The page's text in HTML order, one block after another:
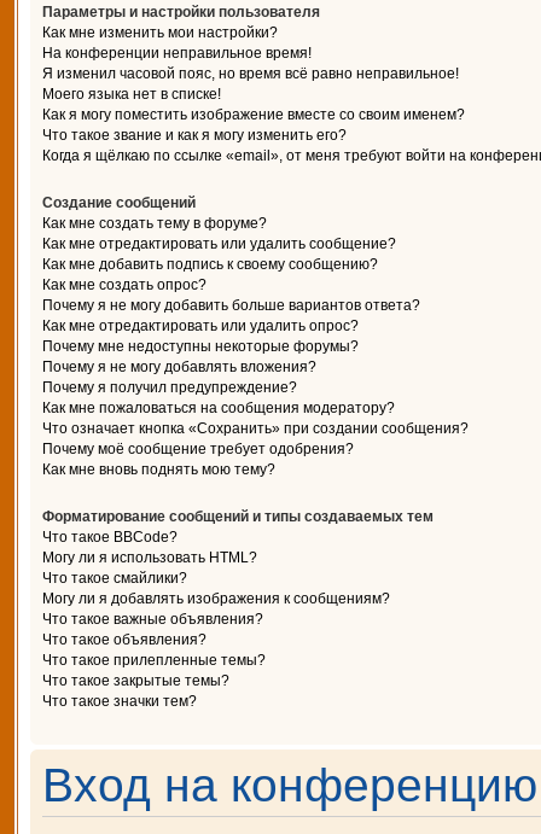
Параметры и настройки пользователя
Как мне изменить мои настройки?
На конференции неправильное время!
Я изменил часовой пояс, но время всё равно неправильное!
Моего языка нет в списке!
Как я могу поместить изображение вместе со своим именем?
Что такое звание и как я могу изменить его?
Когда я щёлкаю по ссылке «email», от меня требуют войти на
Создание сообщений
Как мне создать тему в форуме?
Как мне отредактировать или удалить сообщение?
Как мне добавить подпись к своему сообщению?
Как мне создать опрос?
Почему я не могу добавить больше вариантов ответа?
Как мне отредактировать или удалить опрос?
Почему мне недоступны некоторые форумы?
Почему я не могу добавлять вложения?
Почему я получил предупреждение?
Как мне пожаловаться на сообщения модератору?
Что означает кнопка «Сохранить» при создании сообщения?
Почему моё сообщение требует одобрения?
Как мне вновь поднять мою тему?
Форматирование сообщений и типы создаваемых тем
Что такое BBCode?
Могу ли я использовать HTML?
Что такое смайлики?
Могу ли я добавлять изображения к сообщениям?
Что такое важные объявления?
Что такое объявления?
Что такое прилепленные темы?
Что такое закрытые темы?
Что такое значки тем?
Вход на конференцию